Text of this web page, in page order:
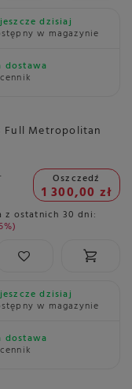
jeszcze dzisiaj
w magazynie
dostawa
Full Metropolitan
Oszczedź
1 300,00 zł
z ostatnich 30 dni:
jeszcze dzisiaj
w magazynie
dostawa